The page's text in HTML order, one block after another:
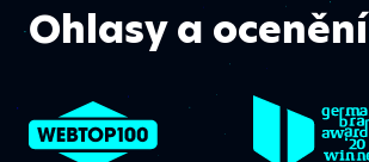
Ohlasy a ocenění